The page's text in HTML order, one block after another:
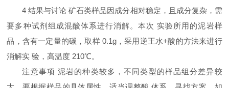
4 结果与讨论 矿石类样品因成分相对稳定，且成分复杂，需
要多种试剂组成混酸体系进行消解。本次 实验所用的泥岩样
品，含有一定量的碳，取样 0.1g，采用逆王水+酸的方法来进行
消解实 验，高温度 210℃。
注意事项 泥岩的种类较多，不同类型的样品组分差异较